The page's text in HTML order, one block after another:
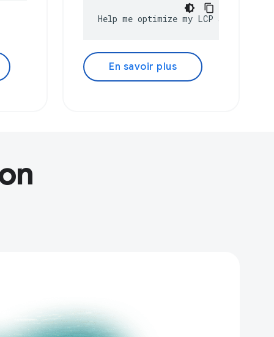
Help me optimize my LCP score
En savoir plus